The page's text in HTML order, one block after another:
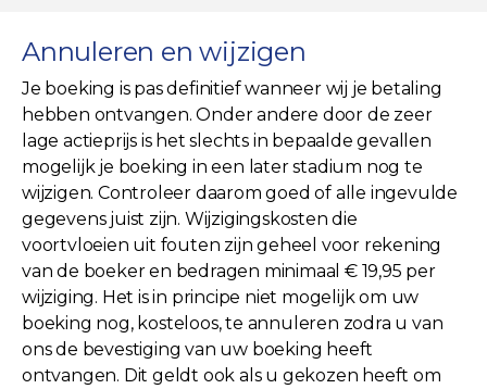
Annuleren en wijzigen
Je boeking is pas definitief wanneer wij je betaling
hebben ontvangen. Onder andere door de zeer
lage actieprijs is het slechts in bepaalde gevallen
mogelijk je boeking in een later stadium nog te
wijzigen. Controleer daarom goed of alle ingevulde
gegevens juist zijn. Wijzigingskosten die
voortvloeien uit fouten zijn geheel voor rekening
van de boeker en bedragen minimaal € 19,95 per
wijziging. Het is in principe niet mogelijk om uw
boeking nog, kosteloos, te annuleren zodra u van
ons de bevestiging van uw boeking heeft
ontvangen. Dit geldt ook als u gekozen heeft om